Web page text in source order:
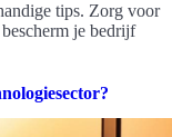
tips. Zorg voor
je bedrijf